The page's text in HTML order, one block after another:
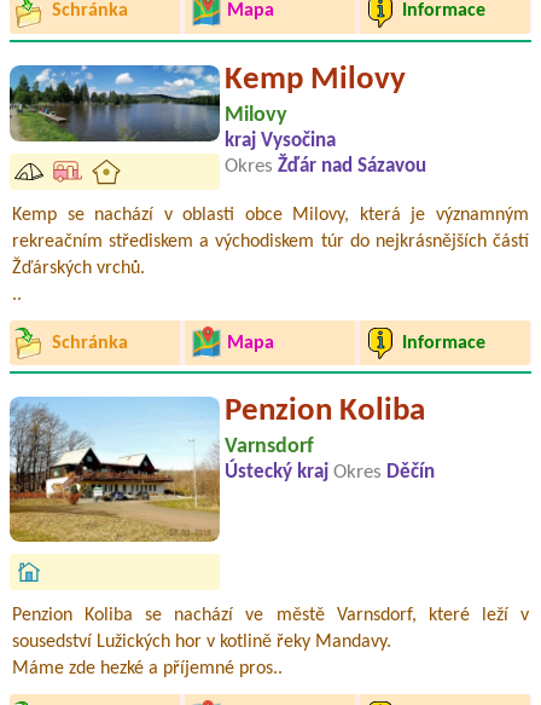
Schránka Mapa Informace
Kemp Milovy
Milovy
kraj Vysočina
Okres Žďár nad Sázavou
Kemp se nachází v oblasti obce Milovy, která je významným
rekreačním střediskem a východiskem túr do nejkrásnějších částí
Žďárských vrchů.
..
Schránka Mapa Informace
Penzion Koliba
Varnsdorf
Ústecký kraj Okres Děčín
Penzion Koliba se nachází ve městě Varnsdorf, které leží v
sousedství Lužických hor v kotlině řeky Mandavy.
Máme zde hezké a příjemné pros..